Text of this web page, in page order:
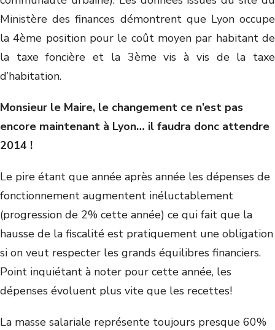
Ministère des finances démontrent que Lyon occupe
la 4ème position pour le coût moyen par habitant de
la taxe foncière et la 3ème vis à vis de la taxe
d’habitation.
Monsieur le Maire, le changement ce n’est pas
encore maintenant à Lyon… il faudra donc attendre
2014 !
Le pire étant que année après année les dépenses de
fonctionnement augmentent inéluctablement
(progression de 2% cette année) ce qui fait que la
hausse de la fiscalité est pratiquement une obligation
si on veut respecter les grands équilibres financiers.
Point inquiétant à noter pour cette année, les
dépenses évoluent plus vite que les recettes!
La masse salariale représente toujours presque 60%